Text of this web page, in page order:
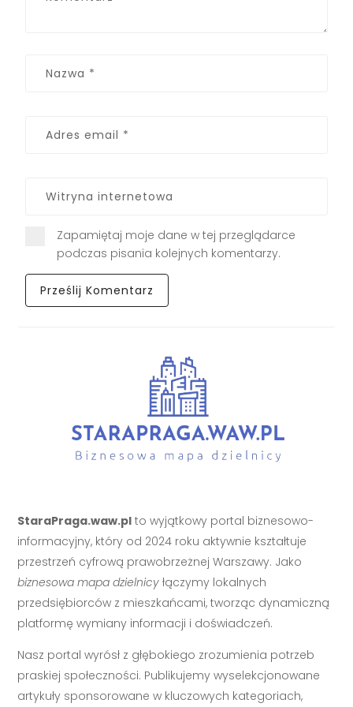
Zapamiętaj moje dane w tej przeglądarce
podczas pisania kolejnych komentarzy.
StaraPraga.waw.pl to wyjątkowy portal biznesowo-
informacyjny, który od 2024 roku aktywnie kształtuje
przestrzeń cyfrową prawobrzeżnej Warszawy. Jako
biznesowa mapa dzielnicy łączymy lokalnych
przedsiębiorców z mieszkańcami, tworząc dynamiczną
platformę wymiany informacji i doświadczeń.
Nasz portal wyrósł z głębokiego zrozumienia potrzeb
praskiej społeczności. Publikujemy wyselekcjonowane
artykuły sponsorowane w kluczowych kategoriach,